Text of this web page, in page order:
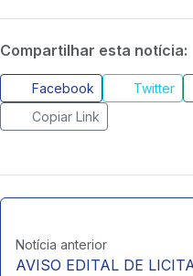
Compartilhar esta notícia:
Facebook Twitter
Copiar Link
Notícia anterior
AVISO EDITAL DE